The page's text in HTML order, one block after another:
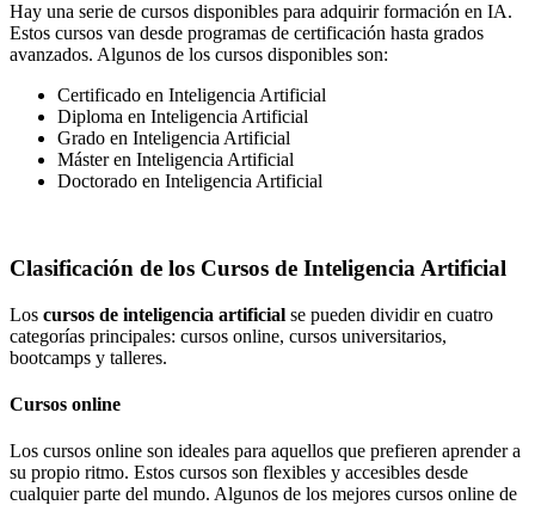
Hay una serie de cursos disponibles para adquirir formación en IA.
Estos cursos van desde programas de certificación hasta grados
avanzados. Algunos de los cursos disponibles son:
Certificado en Inteligencia Artificial
Diploma en Inteligencia Artificial
Grado en Inteligencia Artificial
Máster en Inteligencia Artificial
Doctorado en Inteligencia Artificial
Clasificación de los Cursos de Inteligencia Artificial
Los cursos de inteligencia artificial se pueden dividir en cuatro
categorías principales: cursos online, cursos universitarios,
bootcamps y talleres.
Cursos online
Los cursos online son ideales para aquellos que prefieren aprender a
su propio ritmo. Estos cursos son flexibles y accesibles desde
cualquier parte del mundo. Algunos de los mejores cursos online de